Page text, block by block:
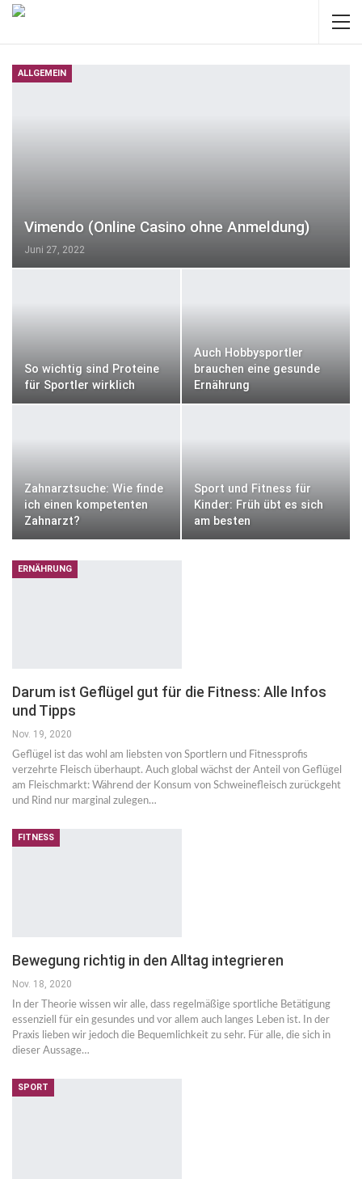
ALLGEMEIN
Vimendo (Online Casino ohne Anmeldung)
Juni 27, 2022
So wichtig sind Proteine
für Sportler wirklich
Auch Hobbysportler
brauchen eine gesunde
Ernährung
Zahnarztsuche: Wie finde
ich einen kompetenten
Zahnarzt?
Sport und Fitness für
Kinder: Früh übt es sich
am besten
ERNÄHRUNG
Darum ist Geflügel gut für die Fitness: Alle Infos
und Tipps
Nov. 19, 2020
Geflügel ist das wohl am liebsten von Sportlern und Fitnessprofis
verzehrte Fleisch überhaupt. Auch global wächst der Anteil von Geflügel
am Fleischmarkt: Während der Konsum von Schweinefleisch zurückgeht
und Rind nur marginal zulegen…
FITNESS
Bewegung richtig in den Alltag integrieren
Nov. 18, 2020
In der Theorie wissen wir alle, dass regelmäßige sportliche Betätigung
essenziell für ein gesundes und vor allem auch langes Leben ist. In der
Praxis lieben wir jedoch die Bequemlichkeit zu sehr. Für alle, die sich in
dieser Aussage…
SPORT